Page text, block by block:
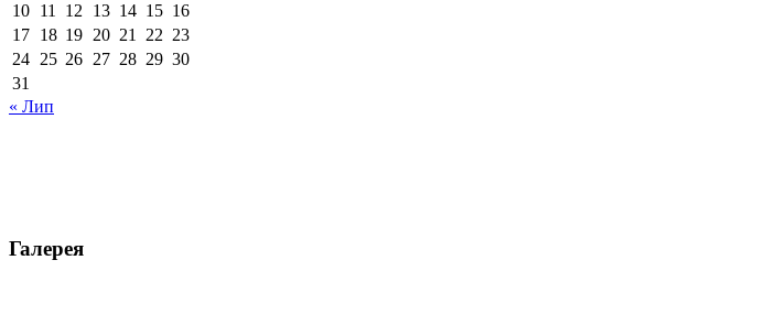
10 11 12 13 14 15 16
17 18 19 20 21 22 23
24 25 26 27 28 29 30
31
« Лип
Галерея